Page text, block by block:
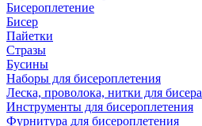
Бисероплетение
Бисер
Пайетки
Стразы
Бусины
Наборы для бисероплетения
Леска, проволока, нитки для бисера
Инструменты для бисероплетения
Фурнитура для бисероплетения